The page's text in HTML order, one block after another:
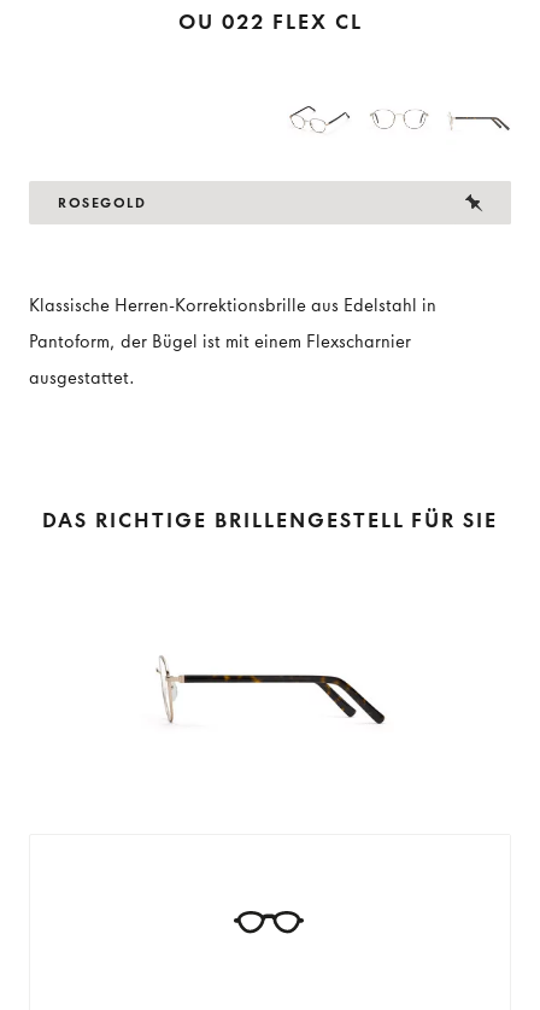
OU 022 FLEX CL
ROSEGOLD
Klassische Herren-Korrektionsbrille aus Edelstahl in
Pantoform, der Bügel ist mit einem Flexscharnier
ausgestattet.
DAS RICHTIGE BRILLENGESTELL FÜR SIE